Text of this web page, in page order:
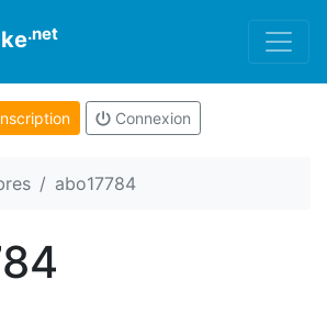
.net
Connexion
abo17784